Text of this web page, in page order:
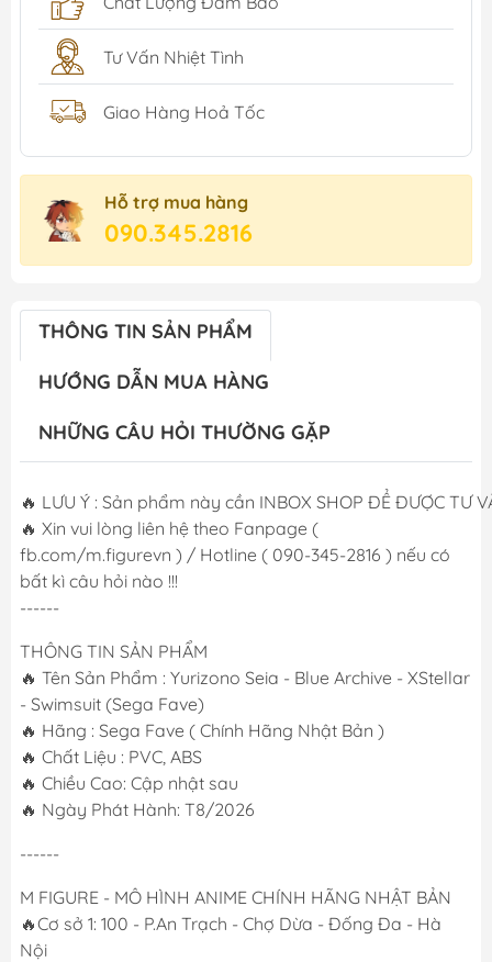
Tư Vấn Nhiệt Tình
Giao Hàng Hoả Tốc
Hỗ trợ mua hàng
090.345.2816
THÔNG TIN SẢN PHẨM
HƯỚNG DẪN MUA HÀNG
NHỮNG CÂU HỎI THƯỜNG GẶP
🔥 LƯU Ý : Sản phẩm này cần INBOX SHOP ĐỂ ĐƯỢC TƯ
🔥 Xin vui lòng liên hệ theo Fanpage (
fb.com/m.figurevn ) / Hotline ( 090-345-2816 ) nếu có
bất kì câu hỏi nào !!!
------
THÔNG TIN SẢN PHẨM
🔥 Tên Sản Phẩm : Yurizono Seia - Blue Archive - XStellar
- Swimsuit (Sega Fave)
🔥 Hãng : Sega Fave ( Chính Hãng Nhật Bản )
🔥 Chất Liệu : PVC, ABS
🔥 Chiều Cao: Cập nhật sau
🔥 Ngày Phát Hành: T8/2026
------
M FIGURE - MÔ HÌNH ANIME CHÍNH HÃNG NHẬT BẢN
🔥Cơ sở 1: 100 - P.An Trạch - Chợ Dừa - Đống Đa - Hà
Nội